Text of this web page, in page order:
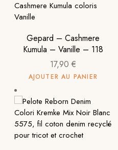
Gepard – Cashmere
Kumula – Vanille – 118
17,90 €
AJOUTER AU PANIER